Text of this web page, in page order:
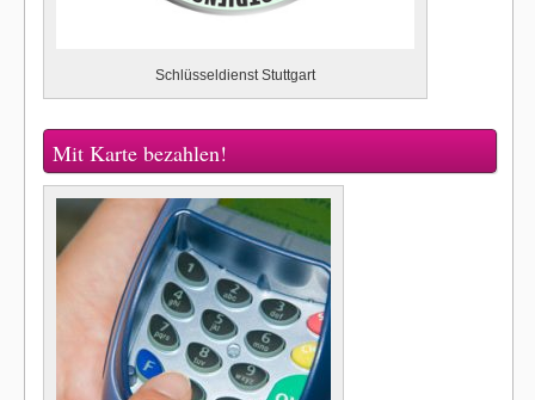
Schlüsseldienst Stuttgart
Mit Karte bezahlen!